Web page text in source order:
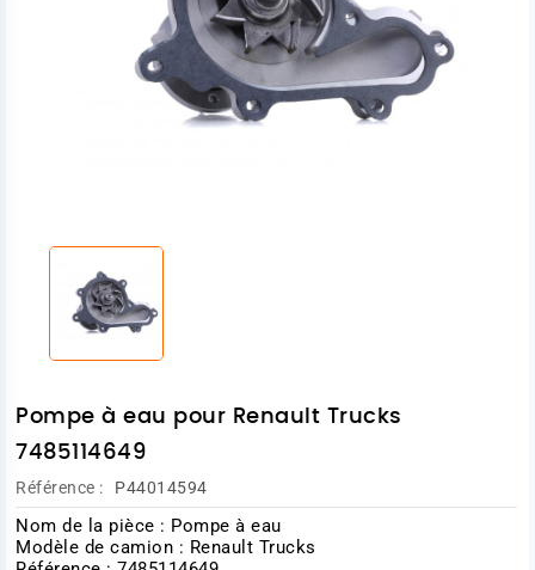
Pompe à eau pour Renault Trucks
7485114649
Référence : P44014594
Nom de la pièce : Pompe à eau
Modèle de camion : Renault Trucks